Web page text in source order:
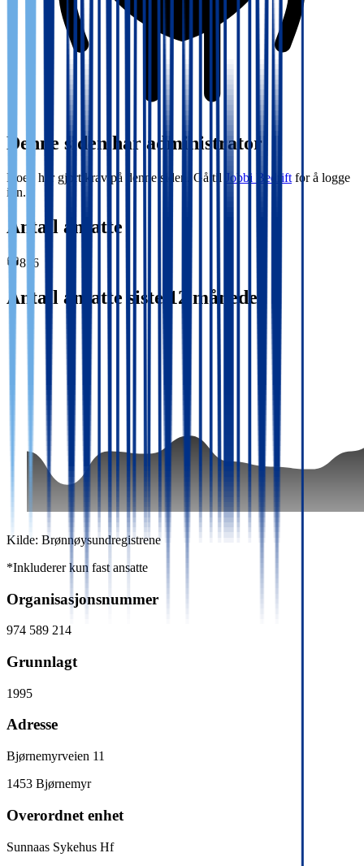
Denne siden har administrator
Noen har gjort krav på denne siden. Gå til Jobbi Bedrift for å logge
inn.
Antall ansatte
816
Antall ansatte siste 12 måneder
Kilde: Brønnøysundregistrene
*Inkluderer kun fast ansatte
Organisasjonsnummer
974 589 214
Grunnlagt
1995
Adresse
Bjørnemyrveien 11
1453 Bjørnemyr
Overordnet enhet
Sunnaas Sykehus Hf